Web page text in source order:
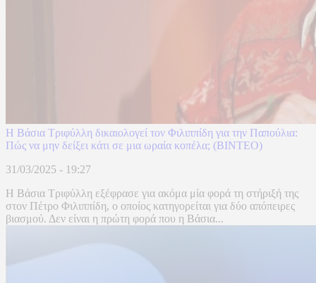
Η Βάσια Τριφύλλη δικαιολογεί τον Φιλιππίδη για την Παπούλια:
Πώς να μην δείξει κάτι σε μια ωραία κοπέλα; (ΒΙΝΤΕΟ)
31/03/2025 - 19:27
Η Βάσια Τριφύλλη εξέφρασε για ακόμα μία φορά τη στήριξή της
στον Πέτρο Φιλιππίδη, ο οποίος κατηγορείται για δύο απόπειρες
βιασμού. Δεν είναι η πρώτη φορά που η Βάσια...